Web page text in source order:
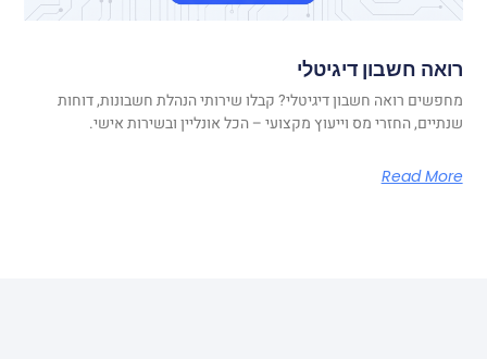
רואה חשבון דיגיטלי
מחפשים רואה חשבון דיגיטלי? קבלו שירותי הנהלת חשבונות, דוחות
שנתיים, החזרי מס וייעוץ מקצועי – הכל אונליין ובשירות אישי.
Read More